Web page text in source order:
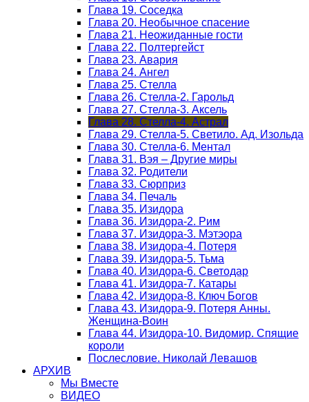
Глава 19. Соседка
Глава 20. Необычное спасение
Глава 21. Неожиданные гости
Глава 22. Полтергейст
Глава 23. Авария
Глава 24. Ангел
Глава 25. Стелла
Глава 26. Стелла-2. Гарольд
Глава 27. Стелла-3. Аксель
Глава 28. Стелла-4. Астрал
Глава 29. Стелла-5. Светило. Ад. Изольда
Глава 30. Стелла-6. Ментал
Глава 31. Вэя – Другие миры
Глава 32. Родители
Глава 33. Сюрприз
Глава 34. Печаль
Глава 35. Изидора
Глава 36. Изидора-2. Рим
Глава 37. Изидора-3. Мэтэора
Глава 38. Изидора-4. Потеря
Глава 39. Изидора-5. Тьма
Глава 40. Изидора-6. Светодар
Глава 41. Изидора-7. Катары
Глава 42. Изидора-8. Ключ Богов
Глава 43. Изидора-9. Потеря Анны.
Женщина-Воин
Глава 44. Изидора-10. Видомир. Спящие
короли
Послесловие. Николай Левашов
АРХИВ
Мы Вместе
ВИДЕО